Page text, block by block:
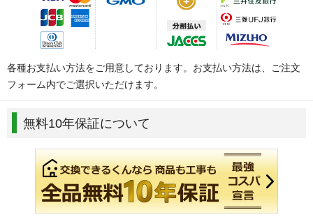
各種お支払い方法をご用意しております。お支払い方法は、ご注文
フォーム内でご選択いただけます。
無料10年保証について